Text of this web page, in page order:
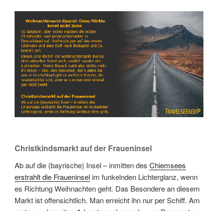
Link Embed
Christkindsmarkt auf der Fraueninsel
Ab auf die (bayrische) Insel – inmitten des Chiemsees
erstrahlt die Fraueninsel im funkelnden Lichterglanz, wenn
es Richtung Weihnachten geht. Das Besondere an diesem
Markt ist offensichtlich. Man erreicht ihn nur per Schiff. Am